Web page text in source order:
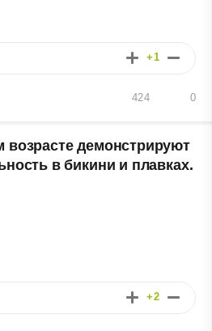
+1
0
424
демонстрируют
в бикини и плавках.
+2